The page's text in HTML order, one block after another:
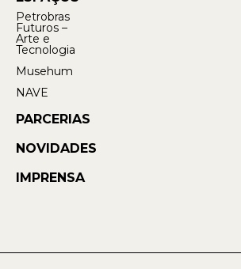
Petrobras
Futuros –
Arte e
Tecnologia
Musehum
NAVE
PARCERIAS
NOVIDADES
IMPRENSA